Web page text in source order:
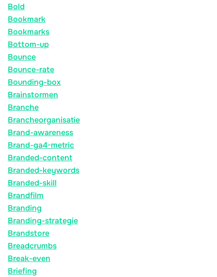
Bold
Bookmark
Bookmarks
Bottom-up
Bounce
Bounce-rate
Bounding-box
Brainstormen
Branche
Brancheorganisatie
Brand-awareness
Brand-ga4-metric
Branded-content
Branded-keywords
Branded-skill
Brandfilm
Branding
Branding-strategie
Brandstore
Breadcrumbs
Break-even
Briefing